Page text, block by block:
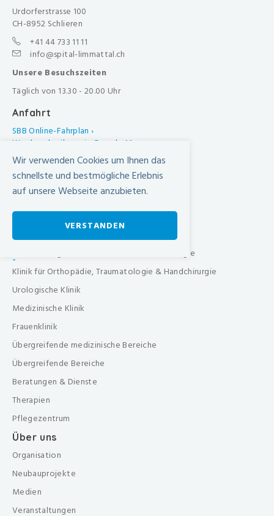
Urdorferstrasse 100
CH-8952 Schlieren
+41 44 733 11 11
info@spital-limmattal.ch
Unsere Besuchszeiten
Täglich von 13.30 - 20.00 Uhr
Anfahrt
SBB Online-Fahrplan ›
Wegbeschreibung in Google Maps
Unser Leistungsangebot
Klinik für Allgemein-, Gefäss- & Viszeralchirurgie
Klinik für Orthopädie, Traumatologie & Handchirurgie
Urologische Klinik
Medizinische Klinik
Frauenklinik
Übergreifende medizinische Bereiche
Übergreifende Bereiche
Beratungen & Dienste
Therapien
Pflegezentrum
Über uns
Organisation
Neubauprojekte
Medien
Veranstaltungen
Wir verwenden Cookies um Ihnen das
schnellste und bestmögliche Erlebnis
auf unsere Webseite anzubieten.
VERSTANDEN
-